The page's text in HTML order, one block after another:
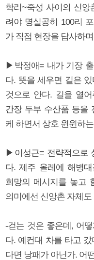
학리~죽성 사이의 신
려야 명실공히 100리
가 직접 현장을 답사하
▶박정애= 내가 기장
다. 뜻을 세우면 길은
것으로 안다. 길을 열
간장 두부 수산품 등을
케 하면서 상호 윈윈하
▶이성근= 전략적으로
다. 제주 올레에 해병
희망의 메시지를 놓고
의미에선 신앙촌 자체
-걷는 것은 좋은데, 어
다. 예컨대 차를 타고
다면 낭패가 아닌가. 어